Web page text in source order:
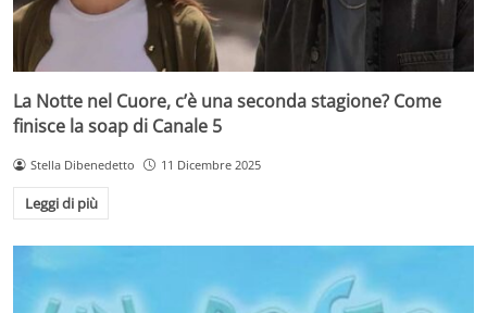
La Notte nel Cuore, c’è una seconda stagione? Come
finisce la soap di Canale 5
Stella Dibenedetto 11 Dicembre 2025
Leggi di più